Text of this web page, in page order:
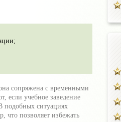
сопряжена с временными
если учебное заведение
подобных ситуациях
что позволяет избежать